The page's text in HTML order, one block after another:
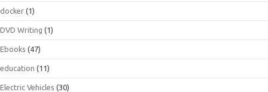
docker (1)
DVD Writing (1)
Ebooks (47)
education (11)
Electric Vehicles (30)